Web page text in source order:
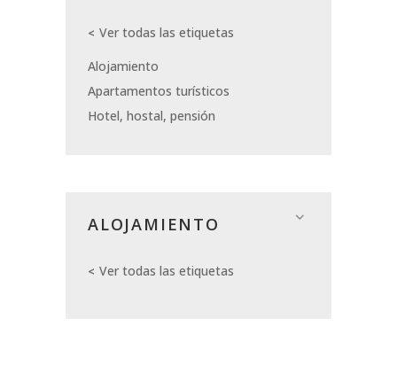
Ver todas las etiquetas
Alojamiento
Apartamentos turísticos
Hotel, hostal, pensión
ALOJAMIENTO
Ver todas las etiquetas